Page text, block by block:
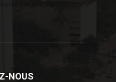
NOUS